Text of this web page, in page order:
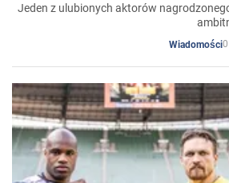
Jeden z ulubionych aktorów
Wiadomości